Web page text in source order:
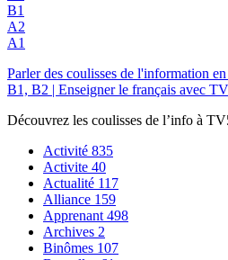
B1
A2
A1
Parler des coulisses de l'information
B1, B2 | Enseigner le français avec
Découvrez les coulisses de l’info à
Activité 835
Activite 40
Actualité 117
Alliance 159
Apprenant 498
Archives 2
Binômes 107